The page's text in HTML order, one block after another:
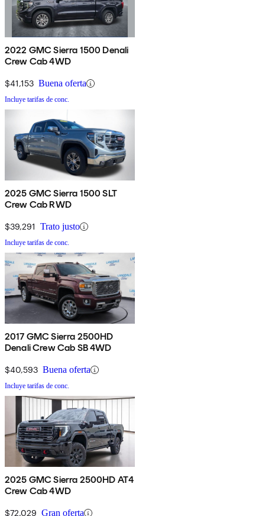
2022 GMC Sierra 1500 Denali
Crew Cab 4WD
$41,153 Buena oferta
Incluye tarifas de conc.
2025 GMC Sierra 1500 SLT
Crew Cab RWD
$39,291 Trato justo
Incluye tarifas de conc.
2017 GMC Sierra 2500HD
Denali Crew Cab SB 4WD
$40,593 Buena oferta
Incluye tarifas de conc.
2025 GMC Sierra 2500HD AT4
Crew Cab 4WD
$72,029 Gran oferta